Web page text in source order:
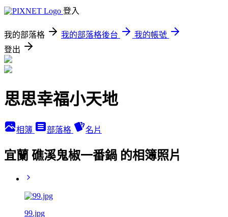
登入
我的部落格 我的部落格後台
我的帳號
登出
思思幸福小天地
相簿 部落格 名片
宜蘭 礁溪鬼椒一番鍋 的相簿照片
99.jpg